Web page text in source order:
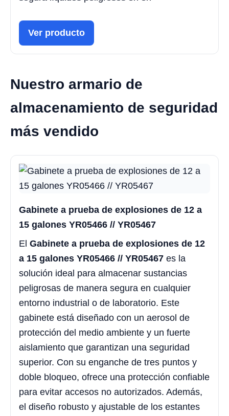
Ver producto
Nuestro armario de
almacenamiento de seguridad
más vendido
Gabinete a prueba de explosiones de 12 a
15 galones YR05466 // YR05467
El Gabinete a prueba de explosiones de 12
a 15 galones YR05466 // YR05467 es la
solución ideal para almacenar sustancias
peligrosas de manera segura en cualquier
entorno industrial o de laboratorio. Este
gabinete está diseñado con un aerosol de
protección del medio ambiente y un fuerte
aislamiento que garantizan una seguridad
superior. Con su enganche de tres puntos y
doble bloqueo, ofrece una protección confiable
para evitar accesos no autorizados. Además,
el diseño robusto y ajustable de los estantes